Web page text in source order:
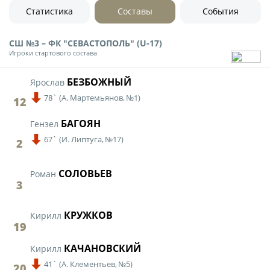
Новости
О турнире
Кубок Объединенного Чемпионата по
футболу "Содружество"
Турнирные таблицы
Команды
Дисквалификации
О турнире
Юрист
Бухгалтерия
Служба безопасности
Отдел информационных технологий
Комитеты
Спортивный комитет
Документы
Учредительные документы
Регламентирующие документы
Статистика Составы События
СШ №3 – ФК "СЕВАСТОПОЛЬ" (U-17)
Игроки стартового состава
12
Ярослав БЕЗБОЖНЫЙ
78` (А. Мартемьянов, №1)
2
Гензел БАГОЯН
67` (И. Липтуга, №17)
3
Роман СОЛОВЬЕВ
19
Кирилл КРУЖКОВ
Кирилл КАЧАНОВСКИЙ
41` (А. Клементьев, №5)